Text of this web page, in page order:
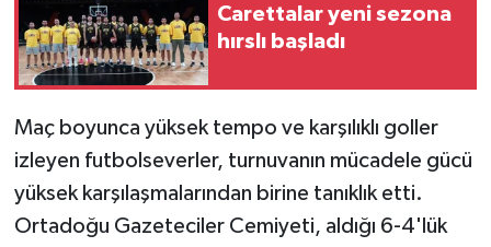
Carettalar yeni sezona
hırslı başladı
Maç boyunca yüksek tempo ve karşılıklı goller
izleyen futbolseverler, turnuvanın mücadele gücü
yüksek karşılaşmalarından birine tanıklık etti.
Ortadoğu Gazeteciler Cemiyeti, aldığı 6-4'lük